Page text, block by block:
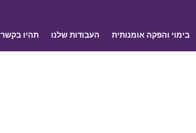
בימוי והפקה אומנותית העבודות שלנו תהיו בקשר